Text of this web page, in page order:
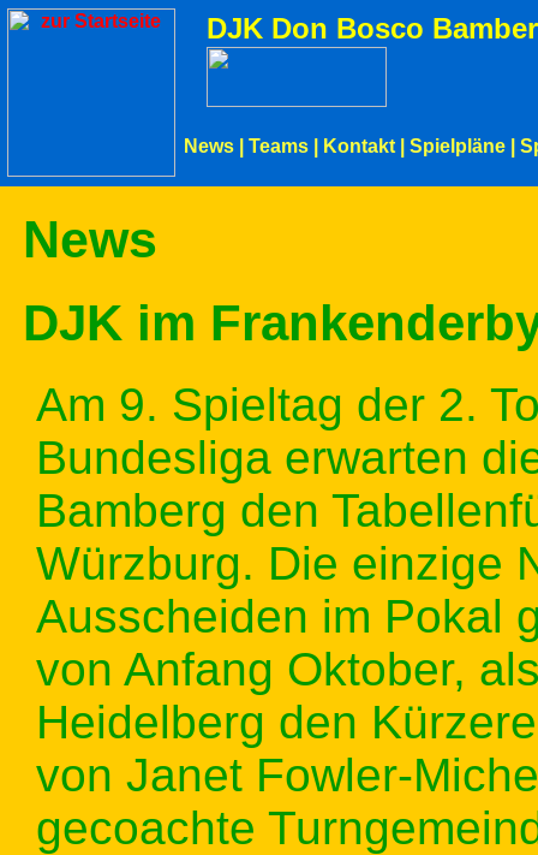
DJK Don Bosco
News Teams Kontakt Spielpläne
News
DJK im
Am 9. Spieltag der 2.
Bundesliga erwarten
Bamberg den
Würzburg. Die einzige
Ausscheiden im Pokal
von Anfang Oktober,
Heidelberg den
von Janet Fowler-
gecoachte